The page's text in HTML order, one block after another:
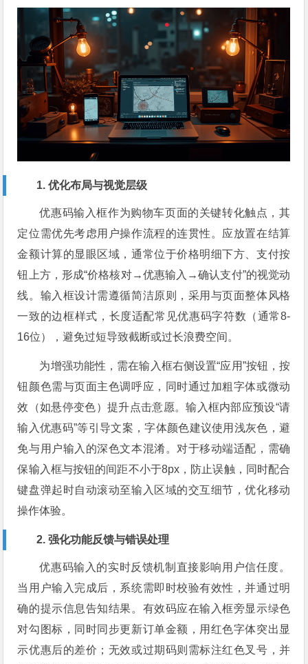
1. 优化布局与视觉层级
优惠码输入框作为购物车页面的关键转化触点，其
定位需优先考虑用户操作流程的连贯性。应放置在结算
金额计算的显眼区域，通常位于价格明细下方、支付按
钮上方，形成“价格核对→优惠输入→确认支付”的视觉动
线。输入框设计需遵循简洁原则，采用与页面整体风格
一致的边框样式，长度适配常见优惠码字符数（通常8-
16位），避免过短导致截断或过长浪费空间。
为增强功能性，需在输入框右侧设置“应用”按钮，按
钮颜色需与页面主色调呼应，同时通过加粗字体或微动
效（如悬停变色）提升点击意愿。输入框内部应预设“请
输入优惠码”等引导文案，字体颜色建议使用浅灰色，避
免与用户输入的深色文本混淆。对于移动端适配，需确
保输入框与按钮的间距不小于8px，防止误触，同时配合
键盘弹起时自动滚动至输入区域的交互细节，优化移动
操作体验。
2. 强化功能反馈与错误处理
优惠码输入的实时反馈机制直接影响用户信任度。
当用户输入完成后，系统需即时校验有效性，并通过明
确的提示信息告知结果。有效码应在输入框旁显示绿色
对勾图标，同时同步更新订单金额，用红色字体突出显
示优惠后的差价；无效或过期码则需标注红色叉号，并